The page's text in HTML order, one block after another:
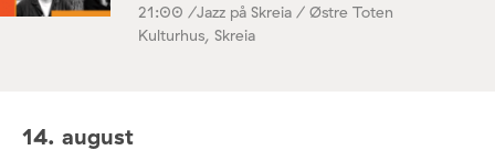
21:00 /Jazz på Skreia / Østre Toten
Kulturhus, Skreia
14. august